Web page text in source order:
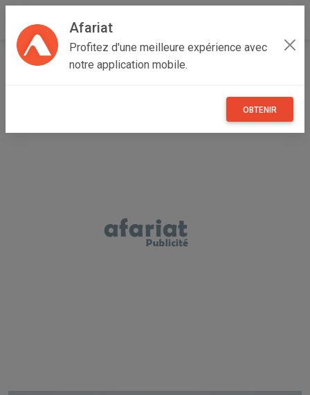
Afariat
Profitez d'une meilleure expérience avec
notre application mobile.
OBTENIR
Accueil Boutique de ENTREPRISE